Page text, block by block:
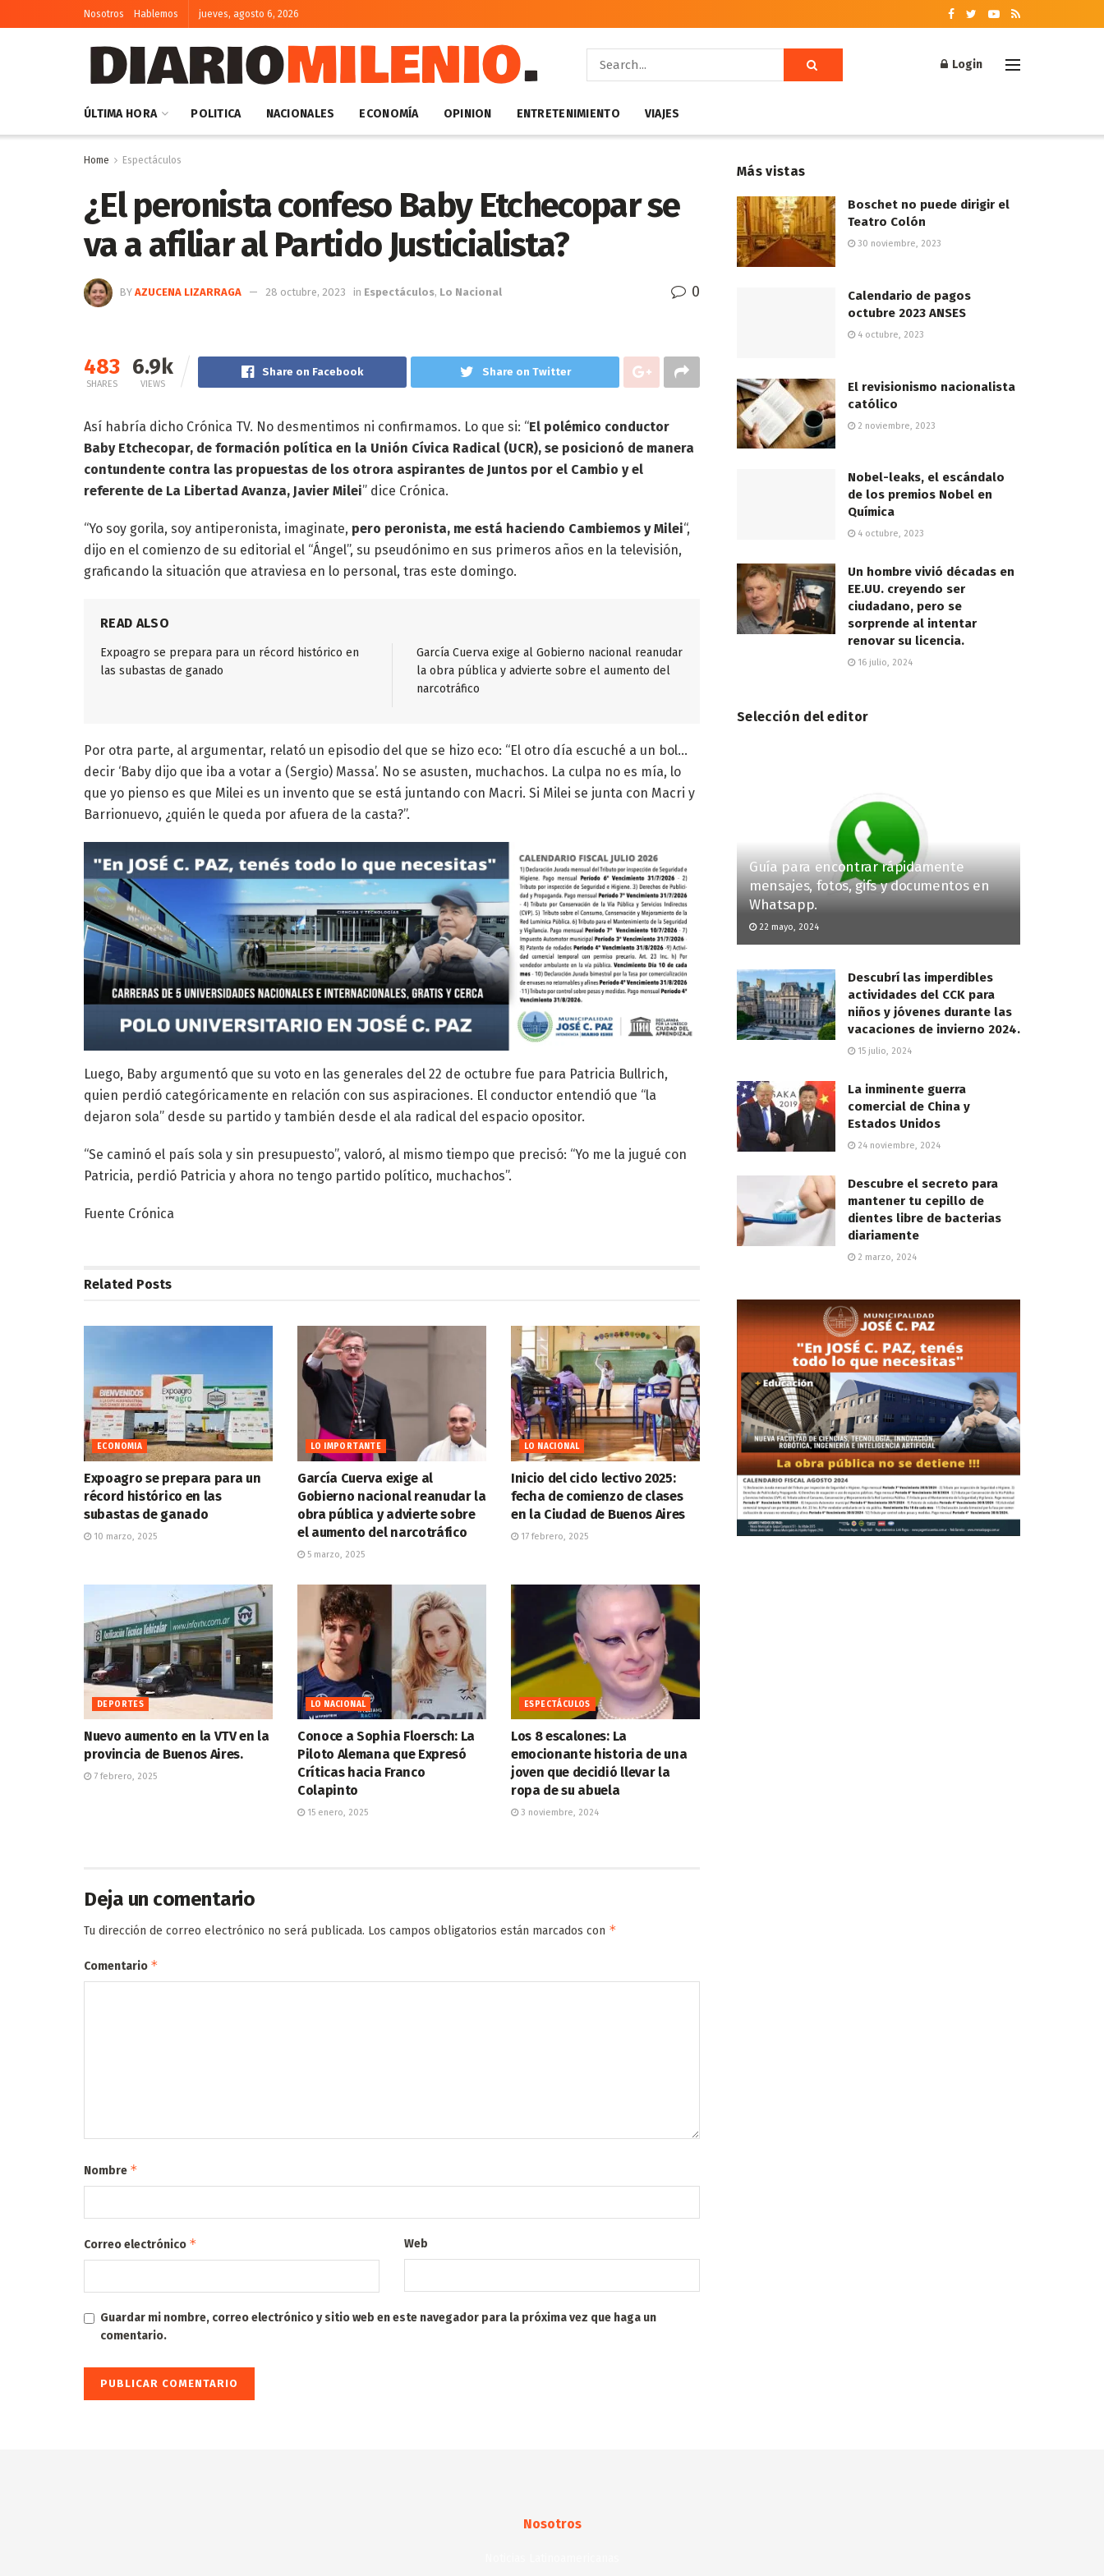
Nosotros Hablemos jueves, agosto 6, 2026
Login
ÚLTIMA HORA POLITICA NACIONALES ECONOMÍA OPINION ENTRETENIMIENTO VIAJES
Home Espectáculos
¿El peronista confeso Baby Etchecopar se
va a afiliar al Partido Justicialista?
BY AZUCENA LIZARRAGA 28 octubre, 2023 in Espectáculos, Lo Nacional 0
483
SHARES
6.9k
VIEWS
Share on Facebook Share on Twitter
Así habría dicho Crónica TV. No desmentimos ni confirmamos. Lo que si: “El polémico conductor
Baby Etchecopar, de formación política en la Unión Cívica Radical (UCR), se posicionó de manera
contundente contra las propuestas de los otrora aspirantes de Juntos por el Cambio y el
referente de La Libertad Avanza, Javier Milei” dice Crónica.
“Yo soy gorila, soy antiperonista, imaginate, pero peronista, me está haciendo Cambiemos y Milei“,
dijo en el comienzo de su editorial el “Ángel”, su pseudónimo en sus primeros años en la televisión,
graficando la situación que atraviesa en lo personal, tras este domingo.
READ ALSO
Expoagro se prepara para un récord histórico en
las subastas de ganado
García Cuerva exige al Gobierno nacional reanudar
la obra pública y advierte sobre el aumento del
narcotráfico
Por otra parte, al argumentar, relató un episodio del que se hizo eco: “El otro día escuché a un bol…
decir ‘Baby dijo que iba a votar a (Sergio) Massa’. No se asusten, muchachos. La culpa no es mía, lo
que yo pienso es que Milei es un invento que se está juntando con Macri. Si Milei se junta con Macri y
Barrionuevo, ¿quién le queda por afuera de la casta?”.
Luego, Baby argumentó que su voto en las generales del 22 de octubre fue para Patricia Bullrich,
quien perdió categóricamente en relación con sus aspiraciones. El conductor entendió que “la
dejaron sola” desde su partido y también desde el ala radical del espacio opositor.
“Se caminó el país sola y sin presupuesto”, valoró, al mismo tiempo que precisó: “Yo me la jugué con
Patricia, perdió Patricia y ahora no tengo partido político, muchachos”.
Fuente Crónica
Related Posts
ECONOMIA
Expoagro se prepara para un
récord histórico en las
subastas de ganado
10 marzo, 2025
LO IMPORTANTE
García Cuerva exige al
Gobierno nacional reanudar la
obra pública y advierte sobre
el aumento del narcotráfico
5 marzo, 2025
LO NACIONAL
Inicio del ciclo lectivo 2025:
fecha de comienzo de clases
en la Ciudad de Buenos Aires
17 febrero, 2025
DEPORTES
Nuevo aumento en la VTV en la
provincia de Buenos Aires.
7 febrero, 2025
LO NACIONAL
Conoce a Sophia Floersch: La
Piloto Alemana que Expresó
Críticas hacia Franco
Colapinto
15 enero, 2025
ESPECTÁCULOS
Los 8 escalones: La
emocionante historia de una
joven que decidió llevar la
ropa de su abuela
3 noviembre, 2024
Deja un comentario
Tu dirección de correo electrónico no será publicada. Los campos obligatorios están marcados con *
Comentario *
Nombre *
Correo electrónico * Web
Guardar mi nombre, correo electrónico y sitio web en este navegador para la próxima vez que haga un
comentario.
Más vistas
Boschet no puede dirigir el
Teatro Colón
30 noviembre, 2023
Calendario de pagos
octubre 2023 ANSES
4 octubre, 2023
El revisionismo nacionalista
católico
2 noviembre, 2023
Nobel-leaks, el escándalo
de los premios Nobel en
Química
4 octubre, 2023
Un hombre vivió décadas en
EE.UU. creyendo ser
ciudadano, pero se
sorprende al intentar
renovar su licencia.
16 julio, 2024
Selección del editor
Guía para encontrar rápidamente
mensajes, fotos, gifs y documentos en
Whatsapp.
22 mayo, 2024
Descubrí las imperdibles
actividades del CCK para
niños y jóvenes durante las
vacaciones de invierno 2024.
15 julio, 2024
La inminente guerra
comercial de China y
Estados Unidos
24 noviembre, 2024
Descubre el secreto para
mantener tu cepillo de
dientes libre de bacterias
diariamente
2 marzo, 2024
Nosotros